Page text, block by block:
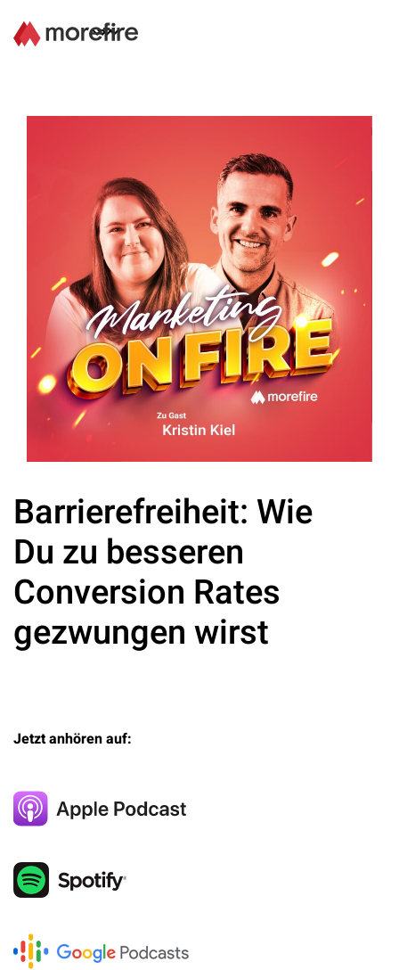
Know How
Newsletter
Barrierefreiheit: Wie
Du zu besseren
Conversion Rates
gezwungen wirst
Jetzt anhören auf: